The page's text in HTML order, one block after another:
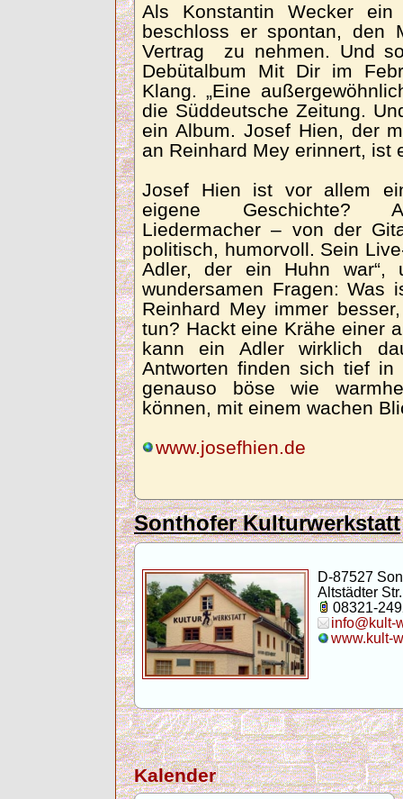
Als Konstantin Wecker
beschloss er spontan, den
Vertrag zu nehmen. Und
Debütalbum Mit Dir im
Klang. „Eine
die Süddeutsche Zeitung.
ein Album. Josef Hien, der
an Reinhard Mey erinnert, ist
Josef Hien ist vor allem
eigene Geschichte?
Liedermacher – von der
politisch, humorvoll. Sein
Adler, der ein Huhn
wundersamen Fragen: Was
Reinhard Mey immer
tun? Hackt eine Krähe einer
kann ein Adler wirklich
Antworten finden sich tief
genauso böse wie
können, mit einem wachen
www.josefhien.de
Sonthofer Kulturwerkstatt
D-87527
Altstädter
08321-
info@kult-
www.kult-
Kalender